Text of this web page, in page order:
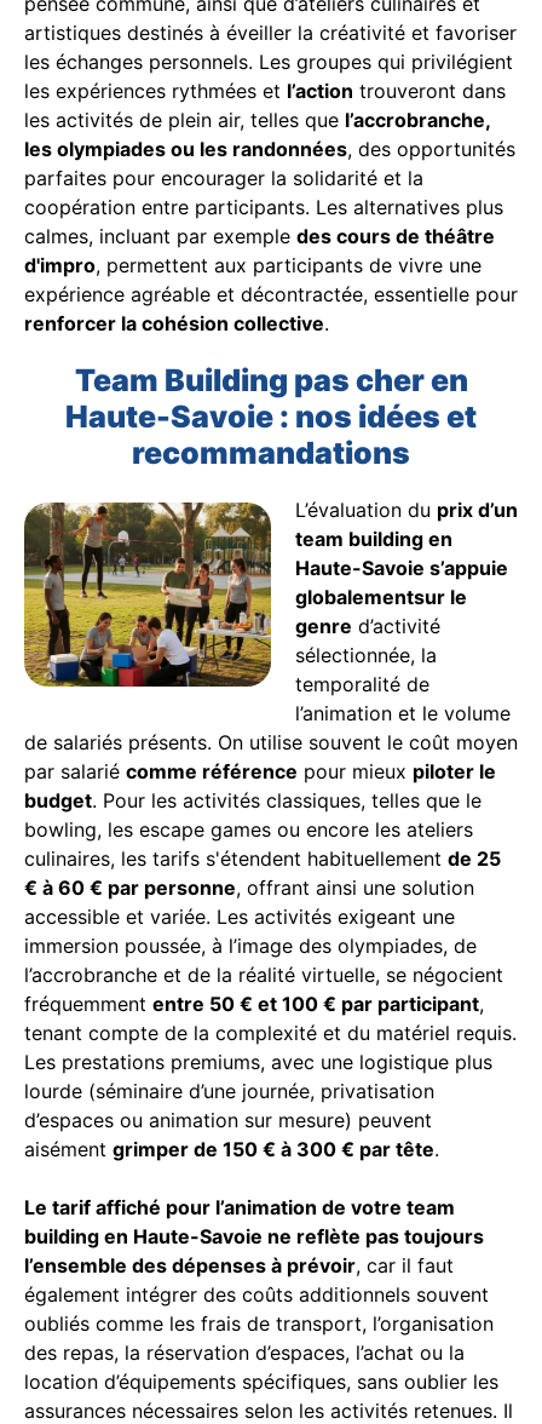
artistiques destinés à éveiller la créativité et favoriser
les échanges personnels. Les groupes qui privilégient
les expériences rythmées et l’action trouveront dans
les activités de plein air, telles que l’accrobranche,
les olympiades ou les randonnées, des opportunités
parfaites pour encourager la solidarité et la
coopération entre participants. Les alternatives plus
calmes, incluant par exemple des cours de théâtre
d'impro, permettent aux participants de vivre une
expérience agréable et décontractée, essentielle pour
renforcer la cohésion collective.
Team Building pas cher en
Haute-Savoie : nos idées et
recommandations
L’évaluation du prix d’un
team building en
Haute-Savoie s’appuie
globalementsur le
genre d’activité
sélectionnée, la
temporalité de
l’animation et le volume
de salariés présents. On utilise souvent le coût moyen
par salarié comme référence pour mieux piloter le
budget. Pour les activités classiques, telles que le
bowling, les escape games ou encore les ateliers
culinaires, les tarifs s'étendent habituellement de 25
€ à 60 € par personne, offrant ainsi une solution
accessible et variée. Les activités exigeant une
immersion poussée, à l’image des olympiades, de
l’accrobranche et de la réalité virtuelle, se négocient
fréquemment entre 50 € et 100 € par participant,
tenant compte de la complexité et du matériel requis.
Les prestations premiums, avec une logistique plus
lourde (séminaire d’une journée, privatisation
d’espaces ou animation sur mesure) peuvent
aisément grimper de 150 € à 300 € par tête.
Le tarif affiché pour l’animation de votre team
building en Haute-Savoie ne reflète pas toujours
l’ensemble des dépenses à prévoir, car il faut
également intégrer des coûts additionnels souvent
oubliés comme les frais de transport, l’organisation
des repas, la réservation d’espaces, l’achat ou la
location d’équipements spécifiques, sans oublier les
assurances nécessaires selon les activités retenues. Il